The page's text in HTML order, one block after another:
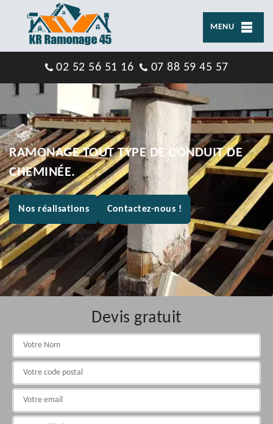
MENU
02 52 56 51 16 07 88 59 45 57
RAMONAGE TOUT TYPE DE CONDUIT DE
CHEMINÉE.
Nos réalisations Contactez-nous !
Devis gratuit